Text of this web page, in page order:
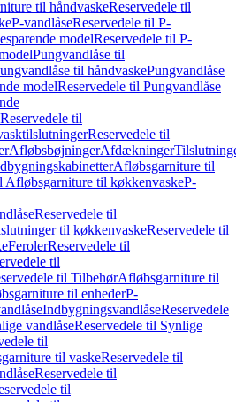
til håndvaskeReservedele til
P-vandlåseReservedele til P-
modelReservedele til P-
Pungvandlåse til
til håndvaskePungvandlåse
modelReservedele til Pungvandlåse
Reservedele til
Reservedele til
AfløbsbøjningerAfdækninger
Afløbsgarniture til
Afløbsgarniture til køkkenvaskeP-
Reservedele til
til køkkenvaskeReservedele til
FerolerReservedele til
til
til TilbehørAfløbsgarniture til
til enhederP-
IndbygningsvandlåseReservedele
vandlåseReservedele til Synlige
til
til vaskeReservedele til
Reservedele til
til